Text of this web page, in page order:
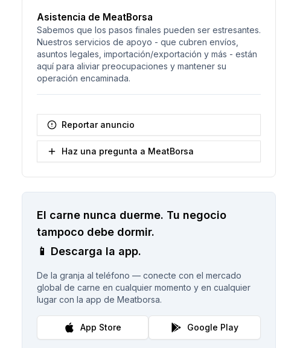
Asistencia de MeatBorsa
Sabemos que los pasos finales pueden ser estresantes.
Nuestros servicios de apoyo - que cubren envíos,
asuntos legales, importación/exportación y más - están
aquí para aliviar preocupaciones y mantener su
operación encaminada.
Reportar anuncio
Haz una pregunta a MeatBorsa
El carne nunca duerme. Tu negocio
tampoco debe dormir.
📱 Descarga la app.
De la granja al teléfono — conecte con el mercado
global de carne en cualquier momento y en cualquier
lugar con la app de Meatborsa.
App Store Google Play